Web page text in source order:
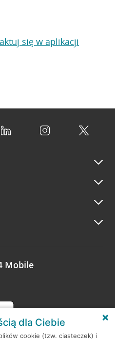
się w aplikacji
Mobile
dla Ciebie
cookie (tzw. ciasteczek) i